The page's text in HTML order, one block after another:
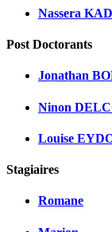
Nassera
Post Doctorants
Jonathan
Ninon
Louise
Stagiaires
Romane